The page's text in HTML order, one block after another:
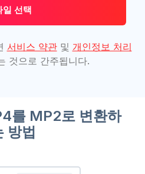
일 선택
서비스 약관및 개인정보 처리
것으로 간주됩니다.
를 MP2로 변환하
방법